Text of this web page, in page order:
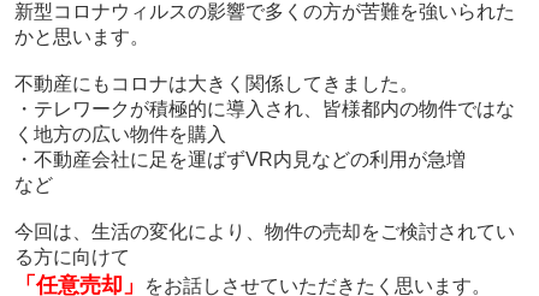
新型コロナウィルスの影響で多くの方が苦難を強いられた
かと思います。
不動産にもコロナは大きく関係してきました。
・テレワークが積極的に導入され、皆様都内の物件ではな
く地方の広い物件を購入
・不動産会社に足を運ばずVR内見などの利用が急増
など
今回は、生活の変化により、物件の売却をご検討されてい
る方に向けて
「任意売却」 をお話しさせていただきたく思います。